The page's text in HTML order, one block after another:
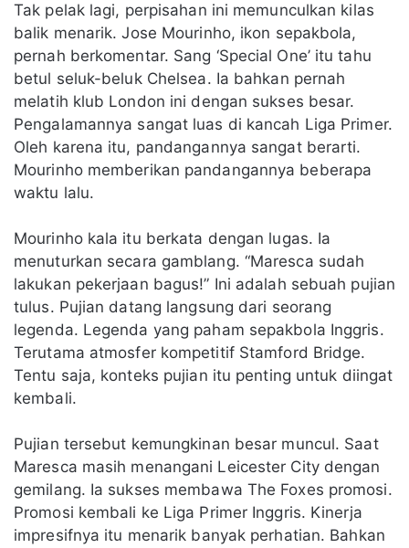
Tak pelak lagi, perpisahan ini memunculkan kilas
balik menarik. Jose Mourinho, ikon sepakbola,
pernah berkomentar. Sang ‘Special One’ itu tahu
betul seluk-beluk Chelsea. Ia bahkan pernah
melatih klub London ini dengan sukses besar.
Pengalamannya sangat luas di kancah Liga Primer.
Oleh karena itu, pandangannya sangat berarti.
Mourinho memberikan pandangannya beberapa
waktu lalu.
Mourinho kala itu berkata dengan lugas. Ia
menuturkan secara gamblang. “Maresca sudah
lakukan pekerjaan bagus!” Ini adalah sebuah pujian
tulus. Pujian datang langsung dari seorang
legenda. Legenda yang paham sepakbola Inggris.
Terutama atmosfer kompetitif Stamford Bridge.
Tentu saja, konteks pujian itu penting untuk diingat
kembali.
Pujian tersebut kemungkinan besar muncul. Saat
Maresca masih menangani Leicester City dengan
gemilang. Ia sukses membawa The Foxes promosi.
Promosi kembali ke Liga Primer Inggris. Kinerja
impresifnya itu menarik banyak perhatian. Bahkan